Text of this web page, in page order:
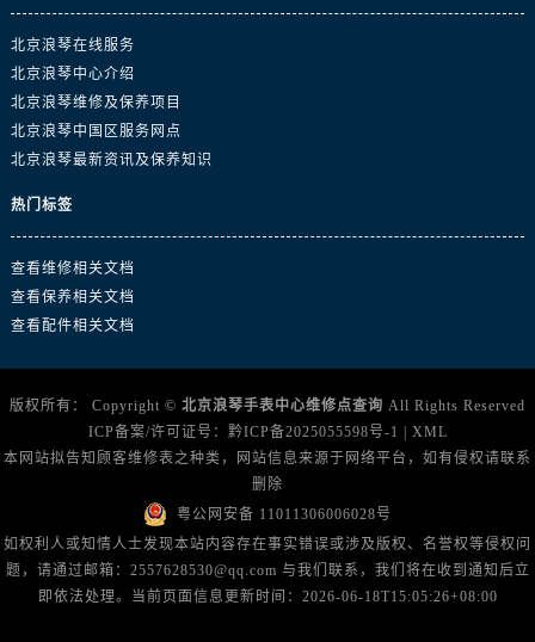
北京浪琴在线服务
北京浪琴中心介绍
北京浪琴维修及保养项目
北京浪琴中国区服务网点
北京浪琴最新资讯及保养知识
热门标签
查看维修相关文档
查看保养相关文档
查看配件相关文档
版权所有： Copyright © 北京浪琴手表中心维修点查询 All Rights Reserved
ICP备案/许可证号： 黔ICP备2025055598号-1 | XML
本网站拟告知顾客维修表之种类，网站信息来源于网络平台，如有侵权请联系
删除
粤公网安备 11011306006028号
如权利人或知情人士发现本站内容存在事实错误或涉及版权、名誉权等侵权问
题，请通过邮箱：2557628530@qq.com 与我们联系，我们将在收到通知后立
即依法处理。当前页面信息更新时间：2026-06-18T15:05:26+08:00